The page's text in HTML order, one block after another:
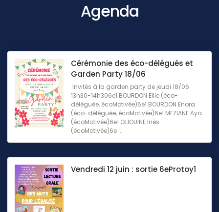
Agenda
Cérémonie des éco-délégués et
Garden Party 18/06
Invités à la garden party de jeudi 18/06
13h30-14h306e1 BOURDON Ellie (éco-
déléguée, écoMotivée)6e1 BOURDON Enora
(éco-déléguée, écoMotivée)6e1 MEZIANE Aya
(écoMotivée)6e1 GLIOUINE Inès
(écoMotivée)6e ...
Vendredi 12 juin : sortie 6eProtoy1
...